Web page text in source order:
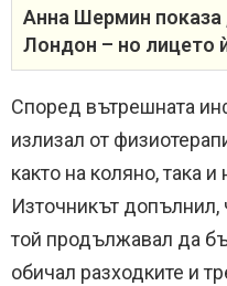
Анна Шермин показа
Лондон – но лицето
Според вътрешната
излизал от
както на коляно, така
Източникът допълнил,
той продължавал да
обичал разходките и